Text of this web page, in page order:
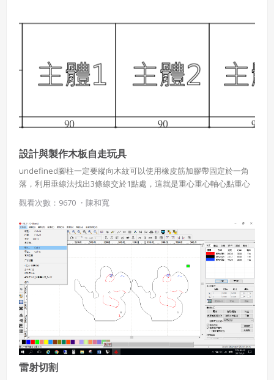
設計與製作木板自走玩具
undefined腳柱一定要縱向木紋可以使用橡皮筋加膠帶固定於一角
落，利用垂線法找出3條線交於1點處，這就是重心重心軸心點重心
不是軸心點一、改變重心 二、調整坡度 三、調整腳底磨擦力 四、調
整腳板弧度1.相同木紋的部位 2.三塊黏在主體處3.白膠乾後，銼刀修
整 4.砂紙砂磨表面
觀看次數：9670 ・ 陳和寬
雷射切割
已經有註冊帳號了嗎？點擊立刻登入
策。
三、著作權授權
似方法流通授權內容。
本系統防盜拷措施或類似措施，會員不得予以破解、破壞或
會員使用本系統之費用，由吉寶系統公司定之並按月收取。
吉寶系統公司得不定期公告與調整費用。
四、會員授權
會員享有其創作之衍生著作的著作權，但會員同意吉寶系統
公司得於該著作權存續期間內無償使用，包括再授權之權
利。
本條約定不因本合約終止而失效。
五、聲明保證
會員聲明並保證會員於使用本系統時創作、上傳或張貼的著
作物，會員享有所有權或經合法授權。
如會員違反前項約定致吉寶系統公司遭追訴、請求或求償
者，吉寶系統公司應立即通知會員，必要時本系統得移除爭
議內容。會員應協助相關程序並負擔吉寶系統公司因此所生
支出（包括律師費用）、損害及損失。
同意上述條款，確定註冊